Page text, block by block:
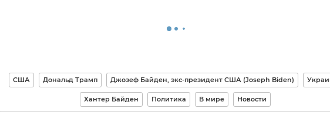
США Дональд Трамп Джозеф Байден, экс-президент США (Joseph Biden)
Хантер Байден Политика В мире Новости